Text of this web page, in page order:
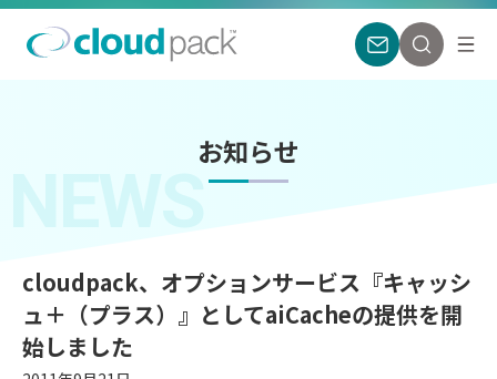
お知らせ
NEWS
cloudpack、オプションサービス『キャッシ
ュ＋（プラス）』としてaiCacheの提供を開
始しました